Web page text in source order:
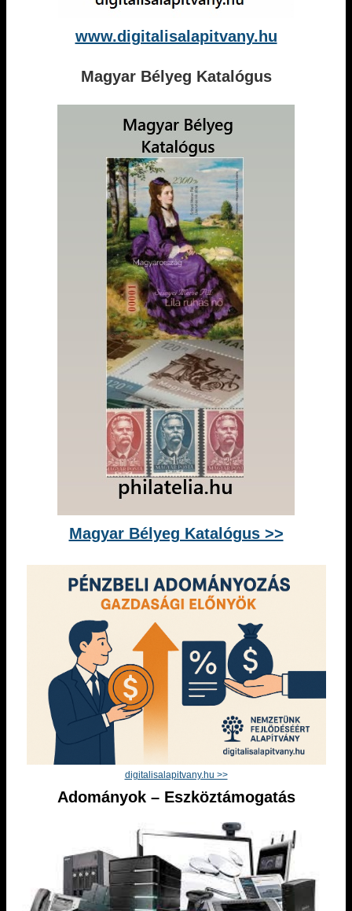
www.digitalisalapitvany.hu
Magyar Bélyeg Katalógus
Magyar Bélyeg Katalógus >>
digitalisalapitvany.hu >>
Adományok – Eszköztámogatás